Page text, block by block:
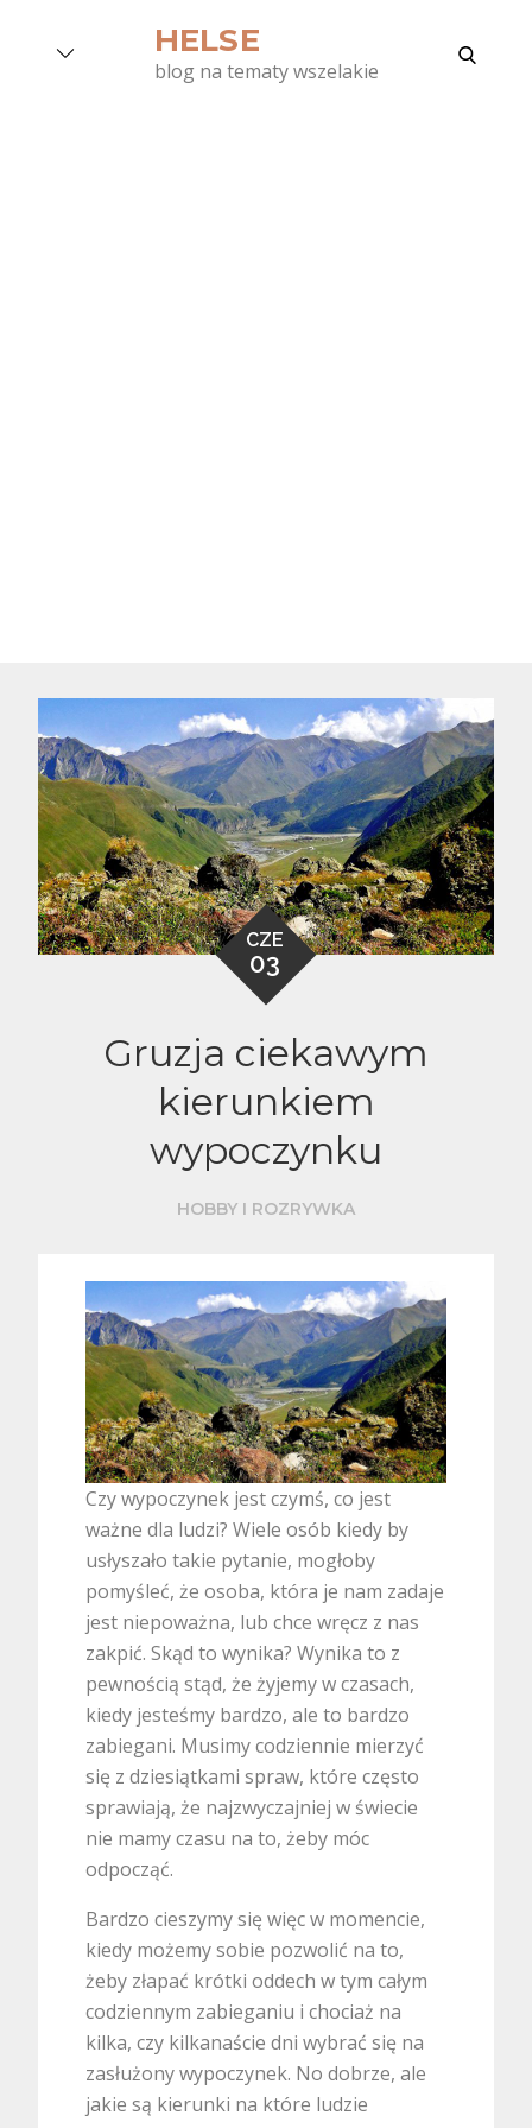
HELSE
blog na tematy wszelakie
search
CZE
03
Gruzja ciekawym
kierunkiem
wypoczynku
HOBBY I ROZRYWKA
Czy wypoczynek jest czymś, co jest
ważne dla ludzi? Wiele osób kiedy by
usłyszało takie pytanie, mogłoby
pomyśleć, że osoba, która je nam zadaje
jest niepoważna, lub chce wręcz z nas
zakpić. Skąd to wynika? Wynika to z
pewnością stąd, że żyjemy w czasach,
kiedy jesteśmy bardzo, ale to bardzo
zabiegani. Musimy codziennie mierzyć
się z dziesiątkami spraw, które często
sprawiają, że najzwyczajniej w świecie
nie mamy czasu na to, żeby móc
odpocząć.
Bardzo cieszymy się więc w momencie,
kiedy możemy sobie pozwolić na to,
żeby złapać krótki oddech w tym całym
codziennym zabieganiu i chociaż na
kilka, czy kilkanaście dni wybrać się na
zasłużony wypoczynek. No dobrze, ale
jakie są kierunki na które ludzie